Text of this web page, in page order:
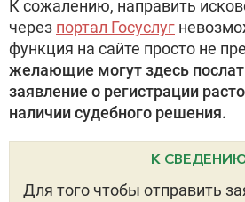
К сожалению, направить
через портал Госуслуг
функция на сайте просто не
желающие могут здесь
заявление о регистрации
наличии судебного решения.
К
Для того чтобы отправить